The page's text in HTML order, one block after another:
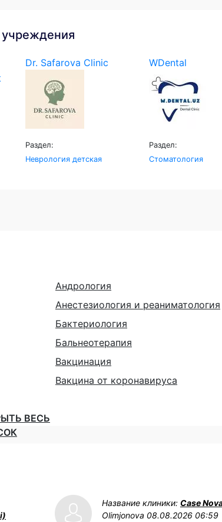
Dr. Safarova Clinic
Раздел:
Неврология детская
WDental
Раздел:
Стоматология
Андрология
Анестезиология и реаниматология
Бактериология
Бальнеотерапия
Вакцинация
Вакцина от коронавируса
ВЕСЬ
Название клиники: Case
Olimjonova 08.08.2026 06:59